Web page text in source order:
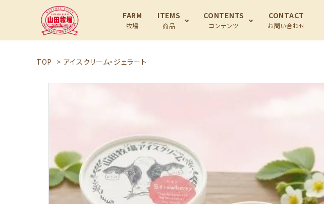
FARM
牧場
ITEMS
商品
CONTENTS
コンテンツ
CONTACT
お問い合わせ
TOP > アイスクリーム・ジェラート